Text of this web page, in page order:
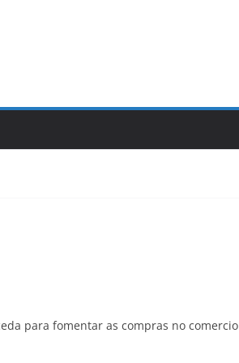
para fomentar as compras no comercio